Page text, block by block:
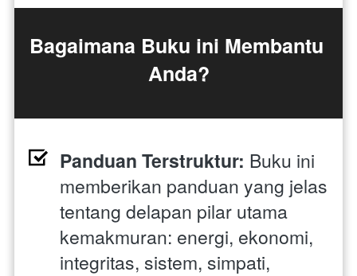
Bagaimana Buku ini Membantu
Anda?
Panduan Terstruktur: Buku ini
memberikan panduan yang jelas
tentang delapan pilar utama
kemakmuran: energi, ekonomi,
integritas, sistem, simpati,